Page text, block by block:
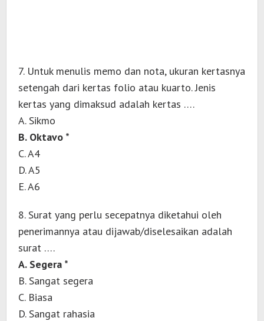
7. Untuk menulis memo dan nota, ukuran kertasnya
setengah dari kertas folio atau kuarto. Jenis
kertas yang dimaksud adalah kertas ….
A. Sikmo
B. Oktavo *
C. A4
D. A5
E. A6
8. Surat yang perlu secepatnya diketahui oleh
penerimannya atau dijawab/diselesaikan adalah
surat ….
A. Segera *
B. Sangat segera
C. Biasa
D. Sangat rahasia